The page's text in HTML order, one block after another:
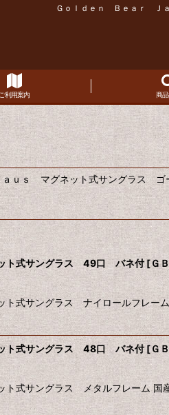
Ｇｏｌｄｅｎ Ｂｅａｒ Ｊ
ご利用案内 商
ｕｓ マグネット式サングラス ゴ
ト式サングラス 49口 バネ付 [Ｇ
式サングラス ナイロールフレー
ト式サングラス 48口 バネ付 [Ｇ
式サングラス メタルフレーム 国